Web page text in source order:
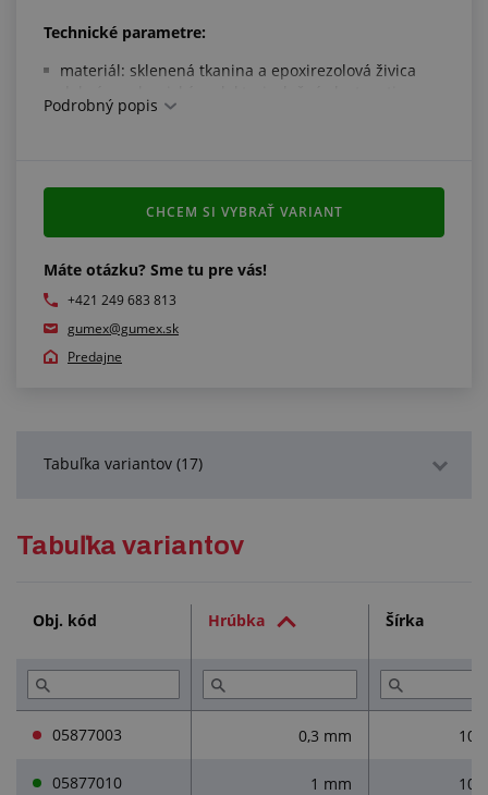
Technické parametre:
materiál: sklenená tkanina a epoxirezolová živica
vysoká klimatická odolnosť
typ podľa DIN 7735: Hgw 2372
Ďalšie informácie:
Podrobný popis
Máte otázku? Sme tu pre vás!
+421 249 683 813
gumex@gumex.sk
Predajne
CHCEM SI VYBRAŤ VARIANT
Tabuľka variantov (17)
Prečítajte si (1)
Tabuľka variantov
Obj. kód Hrúbka Šírka
05877003 0,3 mm
05877010 1 mm